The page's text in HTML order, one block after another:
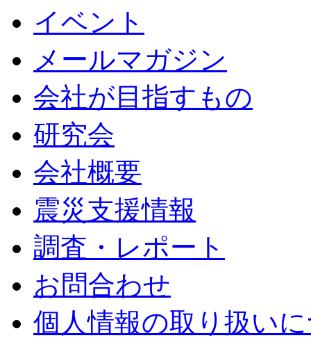
イベント
メールマガジン
会社が目指すもの
研究会
会社概要
震災支援情報
調査・レポート
お問合わせ
個人情報の取り扱い